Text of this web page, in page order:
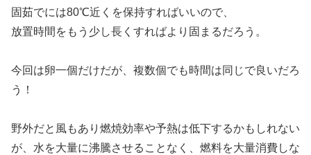
固茹でには80℃近くを保持すればいいので、
放置時間をもう少し長くすればより固まるだろう。
今回は卵一個だけだが、複数個でも時間は同じで良いだろ
う！
野外だと風もあり燃焼効率や予熱は低下するかもしれない
が、水を大量に沸騰させることなく、燃料を大量消費しな